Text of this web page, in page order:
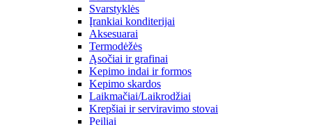
Svarstyklės
Įrankiai konditerijai
Aksesuarai
Termodėžės
Ąsočiai ir grafinai
Kepimo indai ir formos
Kepimo skardos
Laikmačiai/Laikrodžiai
Krepšiai ir serviravimo stovai
Peiliai